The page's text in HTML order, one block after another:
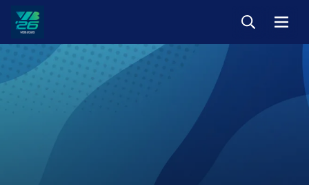
Veszprém-
Balaton
Európa
Keresés Menü